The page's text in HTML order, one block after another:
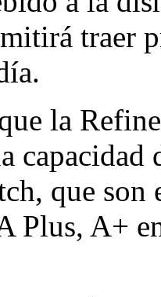
traer
la
que son
Plus, A+